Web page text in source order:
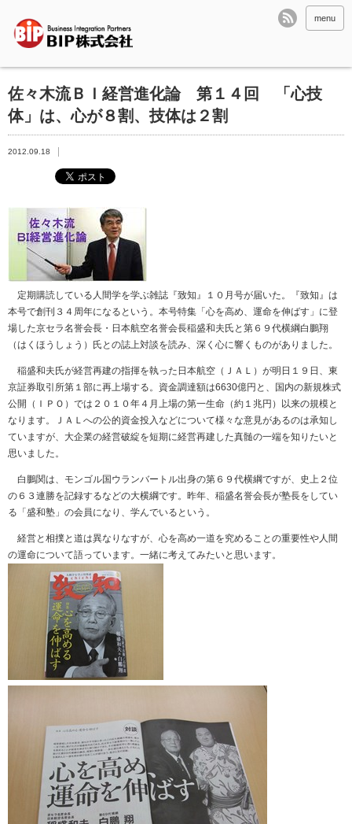
menu
佐々木流ＢＩ経営進化論 第１４回 「心技
体」は、心が８割、技体は２割
2012.09.18
定期購読している人間学を学ぶ雑誌『致知』１０月号が届いた。『致知』は
本号で創刊３４周年になるという。本号特集「心を高め、運命を伸ばす」に登
場した京セラ名誉会長・日本航空名誉会長稲盛和夫氏と第６９代横綱白鵬翔
（はくほうしょう）氏との誌上対談を読み、深く心に響くものがありました。
稲盛和夫氏が経営再建の指揮を執った日本航空（ＪＡＬ）が明日１９日、東
京証券取引所第１部に再上場する。資金調達額は6630億円と、国内の新規株式
公開（ＩＰＯ）では２０１０年４月上場の第一生命（約１兆円）以来の規模と
なります。ＪＡＬへの公的資金投入などについて様々な意見があるのは承知し
ていますが、大企業の経営破綻を短期に経営再建した真髄の一端を知りたいと
思いました。
白鵬関は、モンゴル国ウランバートル出身の第６９代横綱ですが、史上２位
の６３連勝を記録するなどの大横綱です。昨年、稲盛名誉会長が塾長をしてい
る「盛和塾」の会員になり、学んでいるという。
経営と相撲と道は異なりなすが、心を高め一道を究めることの重要性や人間
の運命について語っています。一緒に考えてみたいと思います。